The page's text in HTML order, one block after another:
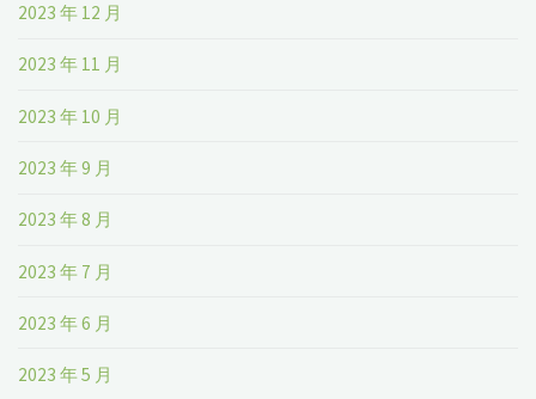
2023 年 12 月
2023 年 11 月
2023 年 10 月
2023 年 9 月
2023 年 8 月
2023 年 7 月
2023 年 6 月
2023 年 5 月